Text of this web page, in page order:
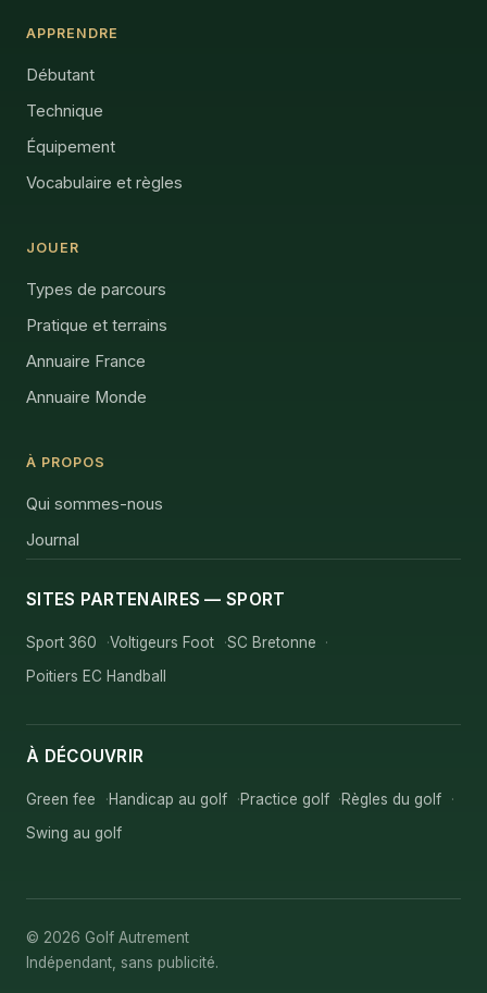
APPRENDRE
Débutant
Technique
Équipement
Vocabulaire et règles
JOUER
Types de parcours
Pratique et terrains
Annuaire France
Annuaire Monde
À PROPOS
Qui sommes-nous
Journal
SITES PARTENAIRES — SPORT
Sport 360 Voltigeurs Foot
SC Bretonne
Poitiers EC Handball
À DÉCOUVRIR
Green fee Handicap au golf Practice golf
Règles du golf
Swing au golf
© 2026 Golf Autrement
Indépendant, sans publicité.